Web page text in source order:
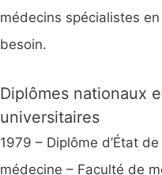
médecins spécialistes
besoin.
Diplômes nationaux
universitaires
1979 – Diplôme d’État
médecine – Faculté de